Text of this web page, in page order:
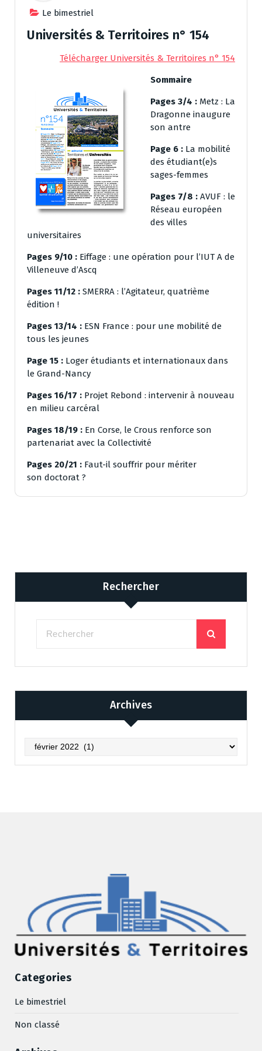
Le bimestriel
Universités & Territoires n° 154
Télécharger Universités & Territoires n° 154
Sommaire
Pages 3/4 : Metz : La
Dragonne inaugure
son antre
Page 6 : La mobilité
des étudiant(e)s
sages-femmes
Pages 7/8 : AVUF : le
Réseau européen
des villes
universitaires
Pages 9/10 : Eiffage : une opération pour l’IUT A de
Villeneuve d’Ascq
Pages 11/12 : SMERRA : l’Agitateur, quatrième
édition !
Pages 13/14 : ESN France : pour une mobilité de
tous les jeunes
Page 15 : Loger étudiants et internationaux dans
le Grand-Nancy
Pages 16/17 : Projet Rebond : intervenir à nouveau
en milieu carcéral
Pages 18/19 : En Corse, le Crous renforce son
partenariat avec la Collectivité
Pages 20/21 : Faut-il souffrir pour mériter
son doctorat ?
Rechercher
Archives
Archives
Categories
Le bimestriel
Non classé